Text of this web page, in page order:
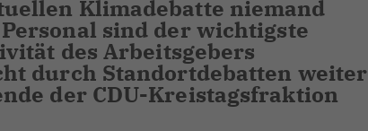
Klimadebatte niemand
sind der wichtigste
des Arbeitsgebers
durch Standortdebatten weiter
der CDU-Kreistagsfraktion